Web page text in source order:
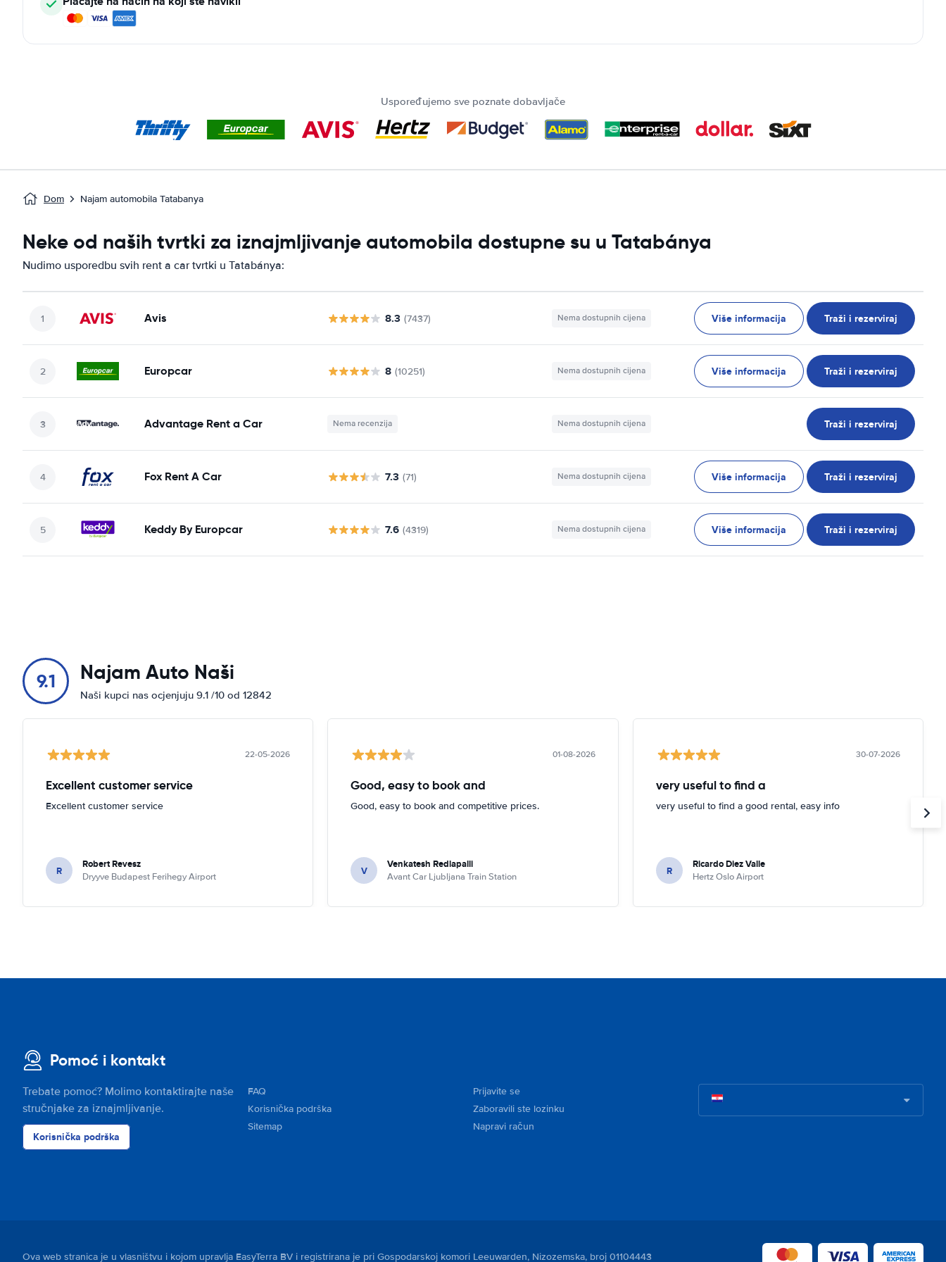
Uspoređujemo sve poznate dobavljače
Dom Najam automobila Tatabanya
Neke od naših tvrtki za iznajmljivanje automobila dostupne su u Tatabánya
Nudimo usporedbu svih rent a car tvrtki u Tatabánya:
Avis 8.3 (7437) Nema dostupnih cijena Više informacija Traži i rezerviraj
Europcar 8 (10251) Nema dostupnih cijena Više informacija Traži i rezerviraj
Advantage Rent a Car Nema recenzija Nema dostupnih cijena Traži i rezerviraj
Fox Rent A Car 7.3 (71) Nema dostupnih cijena Više informacija Traži i rezerviraj
Keddy By Europcar 7.6 (4319) Nema dostupnih cijena Više informacija Traži i rezerviraj
9.1 Najam Auto Naši
Naši kupci nas ocjenjuju 9.1 /10 od 12842
22-05-2026
Excellent customer service
Excellent customer service
R Robert Revesz
Dryyve Budapest Ferihegy Airport
01-08-2026
Good, easy to book and
Good, easy to book and competitive prices.
V Venkatesh Redlapalli
Avant Car Ljubljana Train Station
30-07-2026
very useful to find a
very useful to find a good rental, easy info
R Ricardo Diez Valle
Hertz Oslo Airport
Pomoć i kontakt
Trebate pomoć? Molimo kontaktirajte naše
stručnjake za iznajmljivanje.
Korisnička podrška
FAQ
Korisnička podrška
Sitemap
Prijavite se
Zaboravili ste lozinku
Napravi račun
Ova web stranica je u vlasništvu i kojom upravlja EasyTerra BV i registrirana je pri Gospodarskoj komori Leeuwarden, Nizozemska, broj 01104443